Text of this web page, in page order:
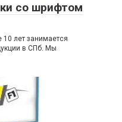
со шрифтом
10 лет занимается
в СПб. Мы